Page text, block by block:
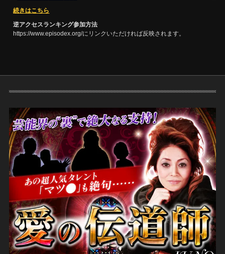
続きはこちら
逆アクセスランキング参加方法
https://www.episodex.org/にリンクいただければ反映されます。